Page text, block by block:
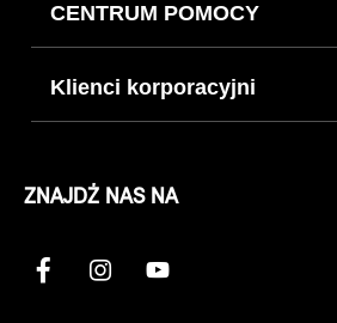
CENTRUM POMOCY
Klienci korporacyjni
ZNAJDŹ NAS NA